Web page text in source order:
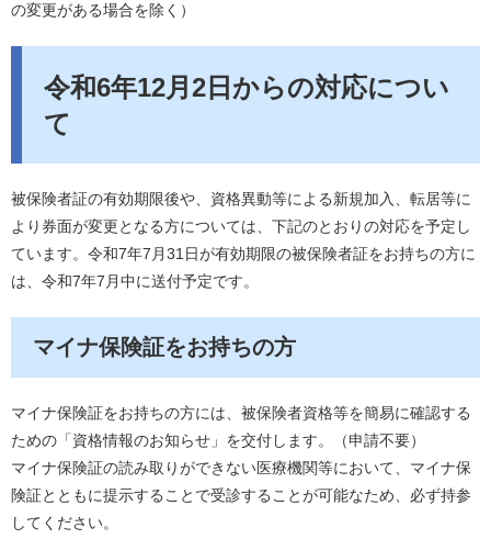
の変更がある場合を除く）
令和6年12月2日からの対応につい
て
被保険者証の有効期限後や、資格異動等による新規加入、転居等に
より券面が変更となる方については、下記のとおりの対応を予定し
ています。令和7年7月31日が有効期限の被保険者証をお持ちの方に
は、令和7年7月中に送付予定です。
マイナ保険証をお持ちの方
マイナ保険証をお持ちの方には、被保険者資格等を簡易に確認する
ための「資格情報のお知らせ」を交付します。（申請不要）
マイナ保険証の読み取りができない医療機関等において、マイナ保
険証とともに提示することで受診することが可能なため、必ず持参
してください。